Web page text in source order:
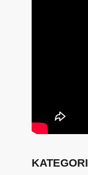
KATEGORI